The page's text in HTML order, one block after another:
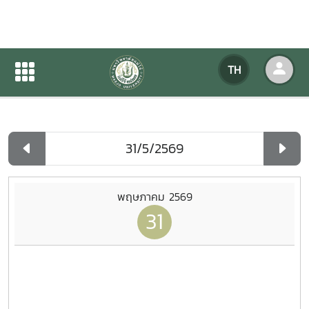
TH
ปฏิทินกิจกรรมของหน่วยงาน
ปฏิทินกิจกรรมของหน่วยงาน
พฤษภาคม 2569
31